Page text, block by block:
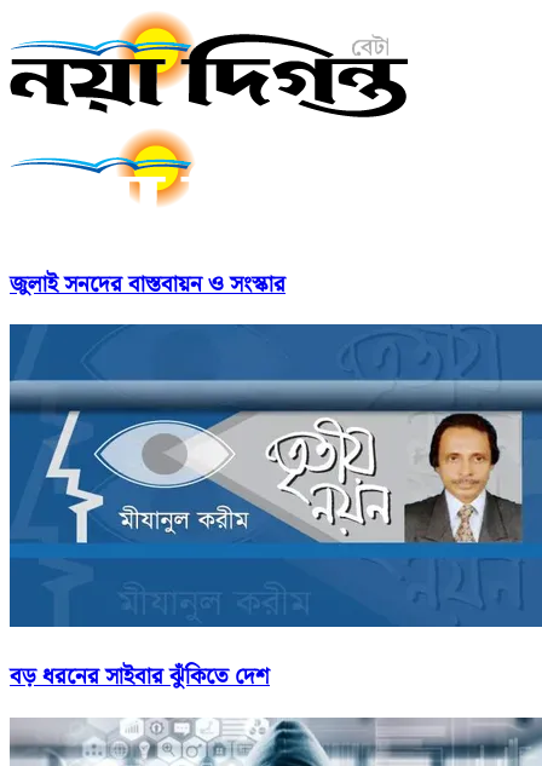
জুলাই সনদের বাস্তবায়ন ও সংস্কার
বড় ধরনের সাইবার ঝুঁকিতে দেশ